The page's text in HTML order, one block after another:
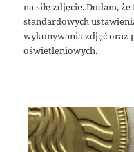
na siłę zdjęcie. Dodam,
standardowych
wykonywania zdjęć oraz
oświetleniowych.